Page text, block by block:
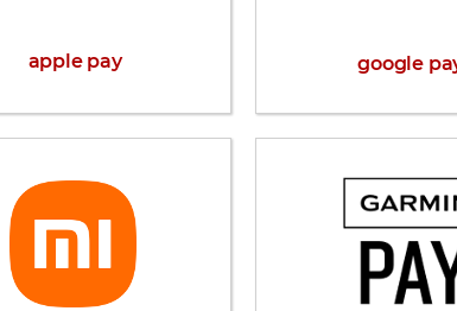
apple pay google